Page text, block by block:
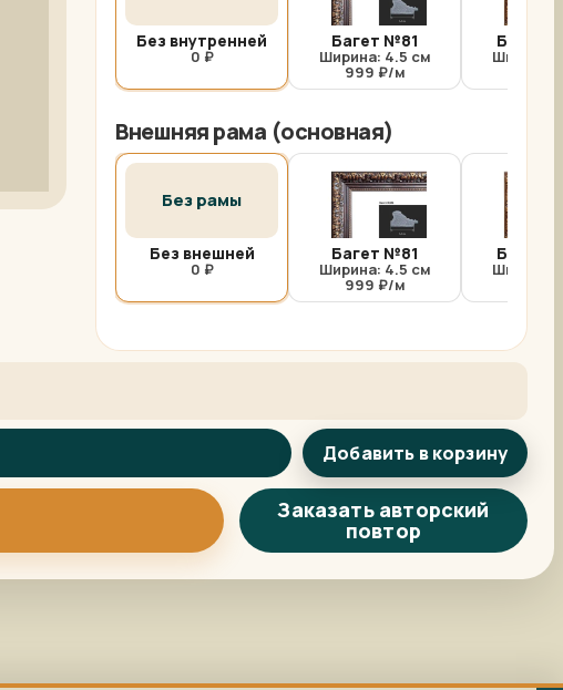
Без внутренней
0 ₽
Багет №81
Ширина: 4.5 см
999 ₽/м
Багет
Ширина:
Внешняя рама (основная)
Без рамы
Без внешней
0 ₽
Багет №81
Ширина: 4.5 см
999 ₽/м
Багет
Ширина:
Добавить в корзину
Заказать авторский
повтор
Арт-помощница
ArtsShop.ru